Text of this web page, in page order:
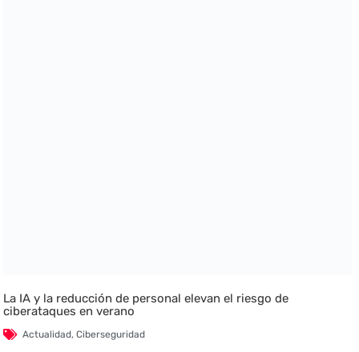
La IA y la reducción de personal elevan el riesgo de
ciberataques en verano
Actualidad,Ciberseguridad